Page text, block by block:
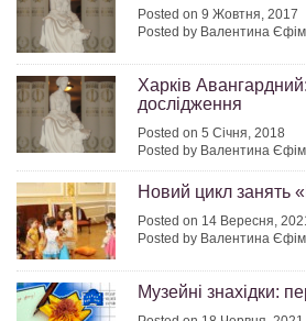
Posted on 9 Жовтня, 2017
Posted by Валентина
Харків
дослідження
Posted on 5 Січня, 2018
Posted by Валентина
Новий цикл занять
Posted on 14 Вересня,
Posted by Валентина
Музейні знахідки: